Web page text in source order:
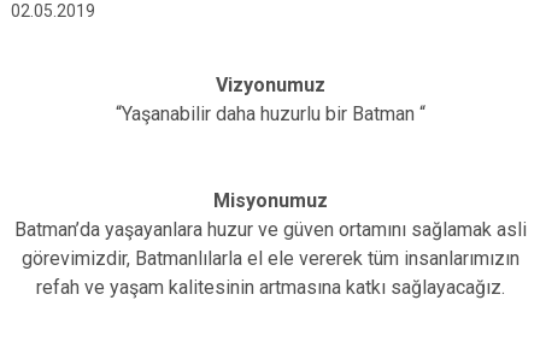
02.05.2019
Vizyonumuz
“Yaşanabilir daha huzurlu bir Batman “
Misyonumuz
Batman’da yaşayanlara huzur ve güven ortamını sağlamak asli
görevimizdir, Batmanlılarla el ele vererek tüm insanlarımızın
refah ve yaşam kalitesinin artmasına katkı sağlayacağız.